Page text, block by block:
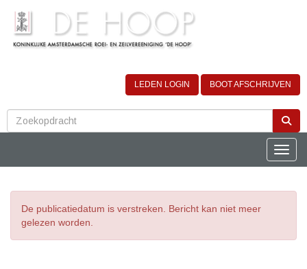
LEDEN LOGIN BOOT AFSCHRIJVEN
De publicatiedatum is verstreken. Bericht kan niet meer
gelezen worden.